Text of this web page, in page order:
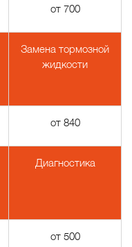
от 700
Замена тормозной
жидкости
от 840
Диагностика
от 500